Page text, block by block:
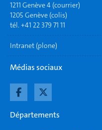
1211 Genève 4 (courrier)
1205 Genève (colis)
tél. +41 22 379 71 11
Intranet (plone)
Médias sociaux
Départements